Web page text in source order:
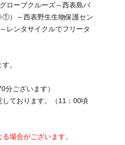
ローブクルーズ～西表島バ
）～西表野生生物保護セン
レンタサイクルでフリータ
。
ございます）
ております。（11：00頃
場合がございます。